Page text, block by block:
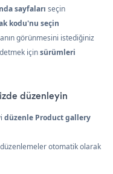
sayfaları seçin
kodu'nu seçin
görünmesini istediğiniz
içinsürümleri
düzenleyin
düzenle Product gallery
otomatik olarak